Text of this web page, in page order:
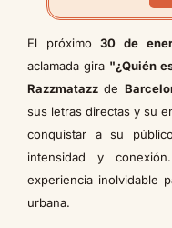
El próximo30 de
aclamada gira "¿Quién
Razzmatazz de
sus letras directas y su
conquistar a su
intensidad y
experiencia inolvidable
urbana.